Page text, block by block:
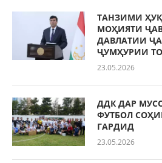
ТАНЗИМИ
МОҲИЯТИ
ДАВЛАТИИ
ҶУМҲУРИИ
23.05.2026
ДДК ДАР
ФУТБОЛ
ГАРДИД
23.05.2026